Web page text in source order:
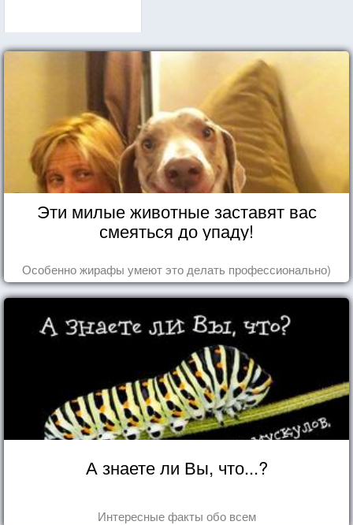
Эти милые животные заставят вас
смеяться до упаду!
Особенно жирафы умеют это делать профессионально)
А знаете ли Вы, что...?
Интересные факты обо всем